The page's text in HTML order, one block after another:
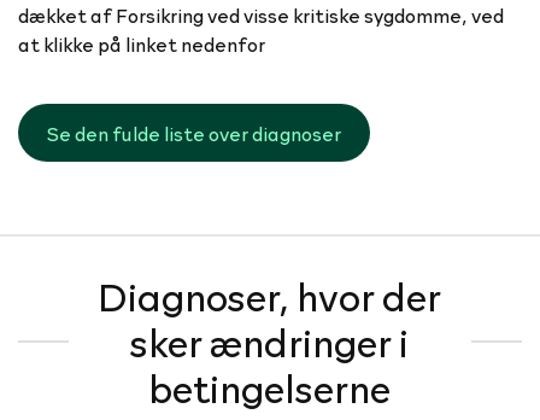
dækket af Forsikring ved visse kritiske sygdomme, ved
at klikke på linket nedenfor
Se den fulde liste over diagnoser
Diagnoser, hvor der
sker ændringer i
betingelserne